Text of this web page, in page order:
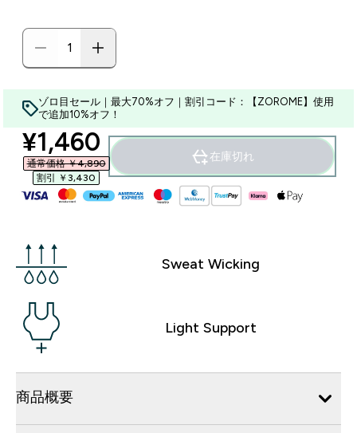
ゾロ目セール｜最大70%オフ｜割引コード：【ZOROME】使用
で追加10%オフ！
discounted price
¥1,460‎
通常価格 ￥4,890‎
割引 ￥3,430‎
在庫切れ
Sweat Wicking
Light Support
商品概要